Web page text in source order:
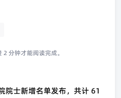
分钟才能阅读完成。
院士新增名单发布，共计 61